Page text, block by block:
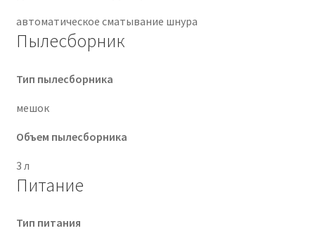
автоматическое сматывание шнура
Пылесборник
Тип пылесборника
мешок
Объем пылесборника
3 л
Питание
Тип питания